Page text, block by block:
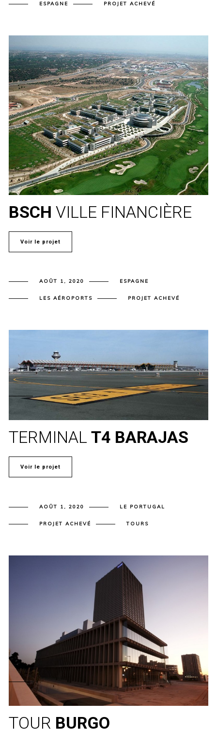
ESPAGNE PROJET ACHEVÉ
BSCH VILLE FINANCIÈRE
Voir le projet
AOÛT 1, 2020 ESPAGNE
LES AÉROPORTS PROJET ACHEVÉ
TERMINAL T4 BARAJAS
Voir le projet
AOÛT 1, 2020 LE PORTUGAL
PROJET ACHEVÉ TOURS
TOUR BURGO